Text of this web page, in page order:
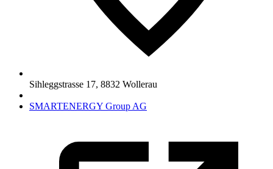
Sihleggstrasse 17, 8832 Wollerau
SMARTENERGY Group AG